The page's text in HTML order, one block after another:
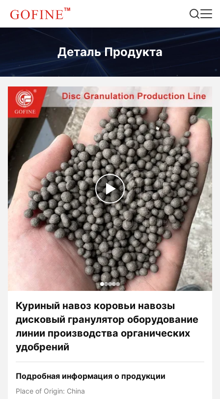
Деталь Продукта
Куриный навоз коровьи навозы
дисковый гранулятор оборудование
линии производства органических
удобрений
Подробная информация о продукции
Place of Origin: China